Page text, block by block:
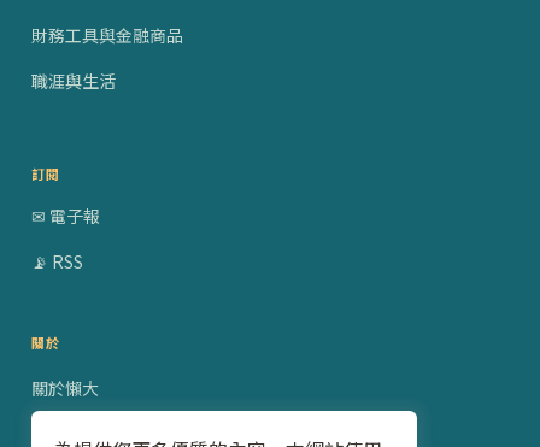
財務工具與金融商品
職涯與生活
訂閱
✉ 電子報
📡 RSS
關於
關於懶大